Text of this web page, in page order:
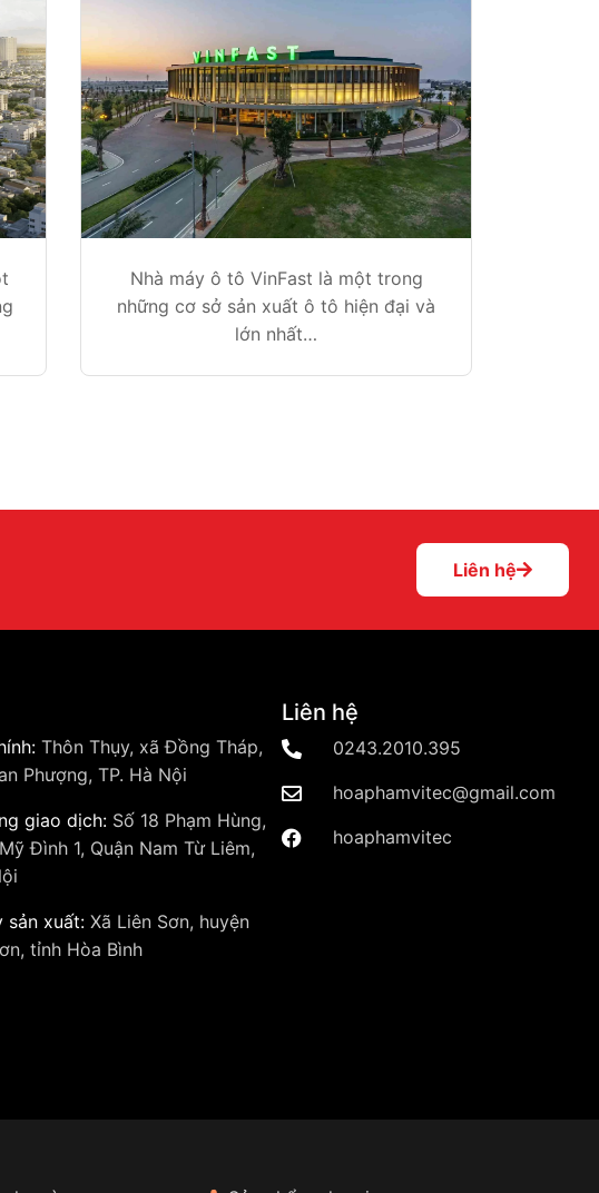
Nhà máy ô tô VinFast là một trong
những cơ sở sản xuất ô tô hiện đại và
lớn nhất…
Liên hệ
Thôn Thụy, xã Đồng Tháp,
Phượng, TP. Hà Nội
giao dịch:Số 18 Phạm Hùng,
Đình 1, Quận Nam Từ Liêm,
sản xuất:Xã Liên Sơn, huyện
tỉnh Hòa Bình
Liên hệ
0243.2010.395
hoaphamvitec@gmail.com
hoaphamvitec